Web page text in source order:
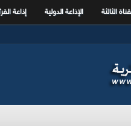
الثالثة الإذاعة الدولية إذاعة